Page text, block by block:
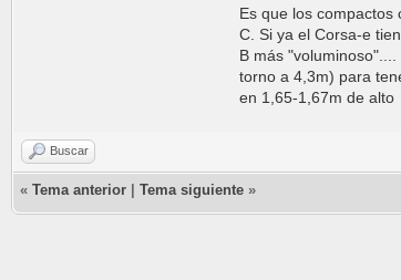
Es que los
C. Si ya el Corsa-e
B más
torno a 4,3m) para
en 1,65-1,67m de alto
Buscar
« Tema anterior Tema siguiente »